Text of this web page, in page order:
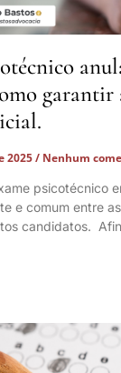
garantir
2025
Nenhum
psicotécnico
e comum entre
candidatos.